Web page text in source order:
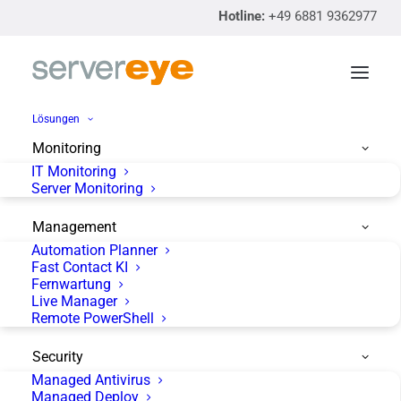
Hotline: +49 6881 9362977
Lösungen
Monitoring
IT Monitoring
Server Monitoring
Management
Automation Planner
Fast Contact KI
Fernwartung
Live Manager
Remote PowerShell
Security
Managed Antivirus
Managed Deploy
Datastore Status für
Arcserve UDP